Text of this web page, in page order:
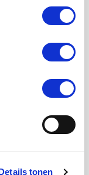
tonen